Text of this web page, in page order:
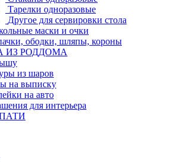
Тарелки одноразовые
Другое для сервировки стола
маски и очки
ободки, шляпы, короны
ИЗ РОДДОМА
из шаров
на выписку
на авто
для интерьера